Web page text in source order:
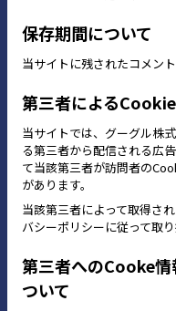
保存期間について
当サイトに残されたコメン
第三者による
当サイトでは、グーグル株
る第三者から配信される広
て当該第三者が訪問者の
があります。
当該第三者によって取得さ
バシーポリシーに従って取り
第三者へのCooke
ついて